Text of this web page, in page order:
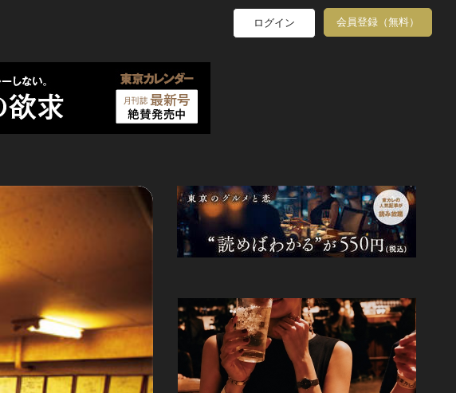
ログイン 会員登録（無料）